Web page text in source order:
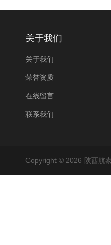
关于我们
关于我们
荣誉资质
在线留言
联系我们
Copyright © 2026 陕西航